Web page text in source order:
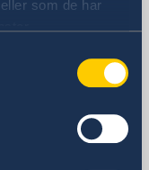
som de har